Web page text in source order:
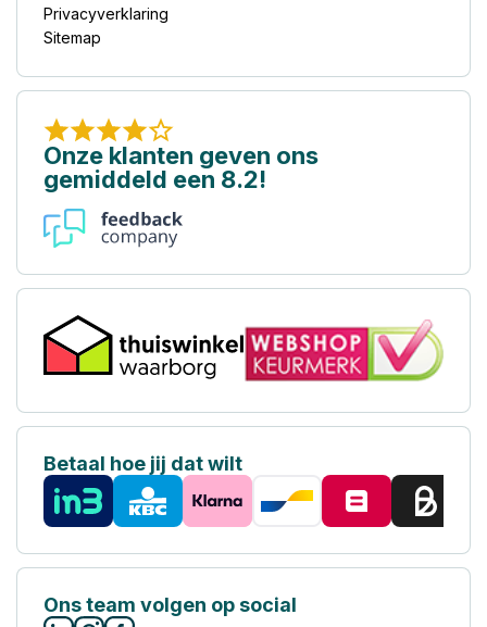
Privacyverklaring
Sitemap
Onze klanten geven ons
gemiddeld een 8.2!
Betaal hoe jij dat wilt
Ons team volgen op social